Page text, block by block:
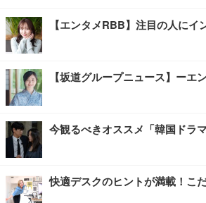
【エンタメRBB】注目の人にイ
【坂道グループニュース】ーエ
今観るべきオススメ「韓国ドラマ
快適デスクのヒントが満載！こ